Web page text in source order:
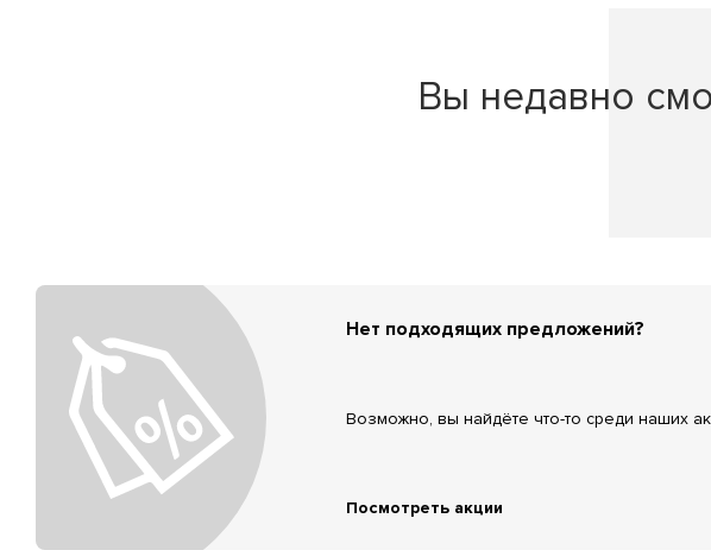
Вы недавно
Нет подходящих предложений?
Возможно, вы найдёте что-то среди наших
Посмотреть акции